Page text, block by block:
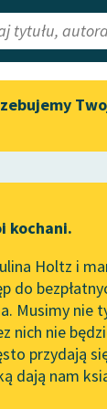
Lektury
redakcyjne
kochani.
Holtz i
do
Musimy nie
nich nie
przydają
dają nam